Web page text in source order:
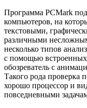
Программа PCMark
компьютеров, на
текстовыми,
различными
несколько типов
с помощью встроенных
обозреватель с
Такого рода проверка
хорошо процессор и
повседневными